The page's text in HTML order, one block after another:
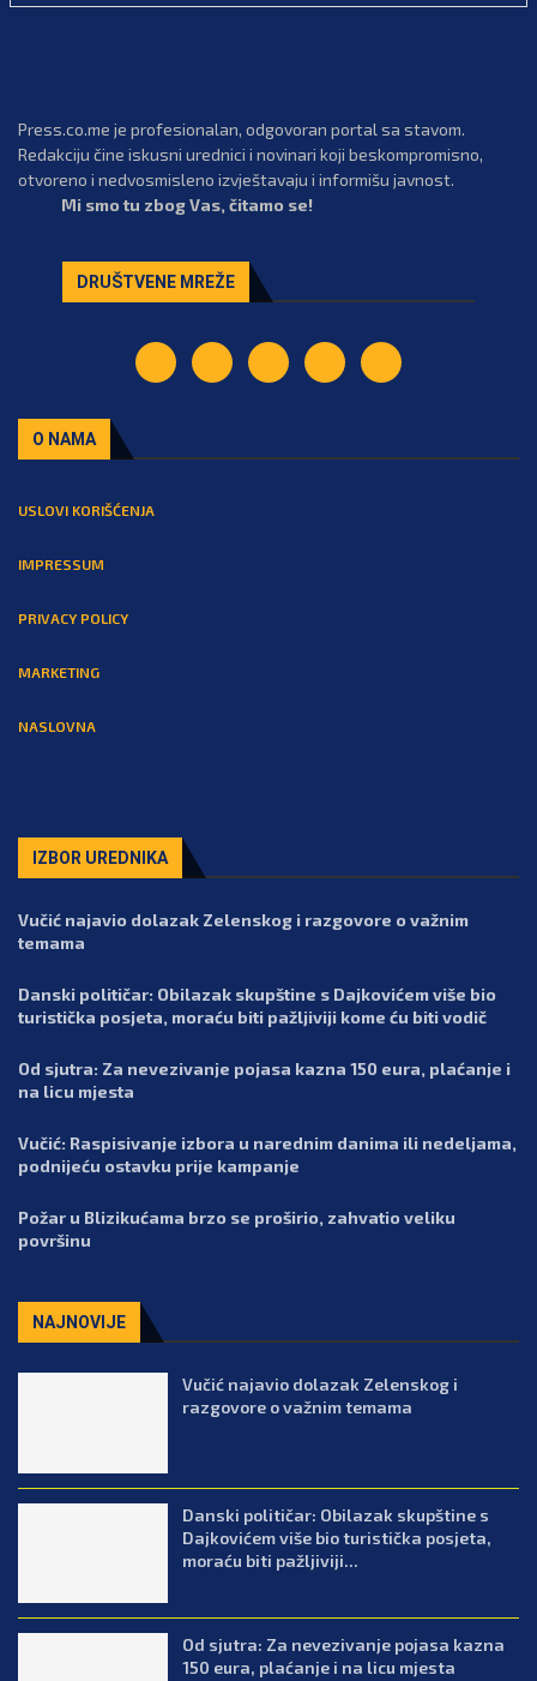
Press.co.me je profesionalan, odgovoran portal sa stavom.
Redakciju čine iskusni urednici i novinari koji beskompromisno,
otvoreno i nedvosmisleno izvještavaju i informišu javnost.
Mi smo tu zbog Vas, čitamo se!
DRUŠTVENE MREŽE
O NAMA
USLOVI KORIŠĆENJA
IMPRESSUM
PRIVACY POLICY
MARKETING
NASLOVNA
IZBOR UREDNIKA
Vučić najavio dolazak Zelenskog i razgovore o važnim
temama
Danski političar: Obilazak skupštine s Dajkovićem više bio
turistička posjeta, moraću biti pažljiviji kome ću biti vodič
Od sjutra: Za nevezivanje pojasa kazna 150 eura, plaćanje i
na licu mjesta
Vučić: Raspisivanje izbora u narednim danima ili nedeljama,
podnijeću ostavku prije kampanje
Požar u Blizikućama brzo se proširio, zahvatio veliku
površinu
NAJNOVIJE
Vučić najavio dolazak Zelenskog i
razgovore o važnim temama
Danski političar: Obilazak skupštine s
Dajkovićem više bio turistička posjeta,
moraću biti pažljiviji...
Od sjutra: Za nevezivanje pojasa kazna
150 eura, plaćanje i na licu mjesta